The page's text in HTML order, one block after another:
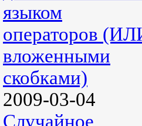
языком
операторов
вложенными
скобками)
2009-03-04
Случайное